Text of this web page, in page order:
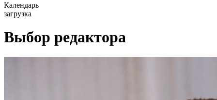
Календарь
загрузка
Выбор редактора